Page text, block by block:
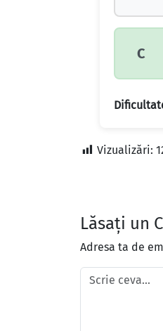
C
Vizualizări:
Lăsați un
Adresa ta de